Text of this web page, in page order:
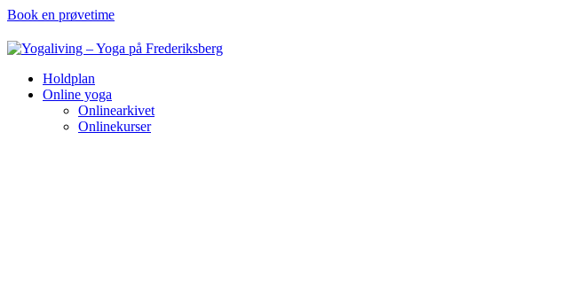
Book en prøvetime
Holdplan
Online yoga
Onlinearkivet
Onlinekurser